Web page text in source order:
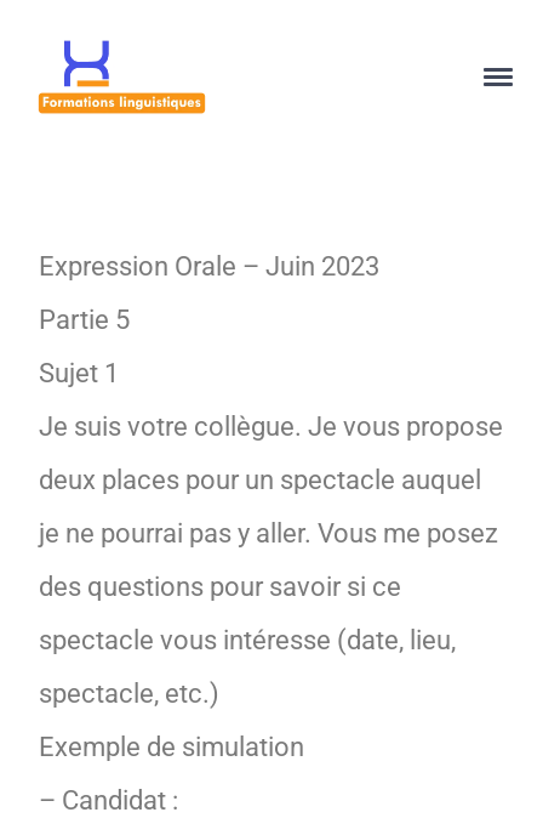
Expression Orale – Juin 2023
Partie 5
Sujet 1
Je suis votre collègue. Je vous propose
deux places pour un spectacle auquel
je ne pourrai pas y aller. Vous me posez
des questions pour savoir si ce
spectacle vous intéresse (date, lieu,
spectacle, etc.)
Exemple de simulation
– Candidat :